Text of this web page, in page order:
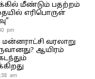
மீண்டும் பதற்றம்
எரிபொருள்
pm
மன்னராட்சி வரலாறு
ஆயிரம்
am